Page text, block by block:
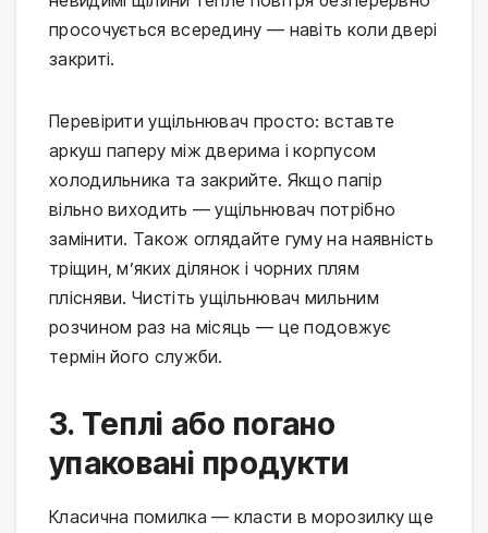
просочується всередину — навіть коли двері
закриті.
Перевірити ущільнювач просто: вставте
аркуш паперу між дверима і корпусом
холодильника та закрийте. Якщо папір
вільно виходить — ущільнювач потрібно
замінити. Також оглядайте гуму на наявність
тріщин, м’яких ділянок і чорних плям
плісняви. Чистіть ущільнювач мильним
розчином раз на місяць — це подовжує
термін його служби.
3. Теплі або погано
упаковані продукти
Класична помилка — класти в морозилку ще